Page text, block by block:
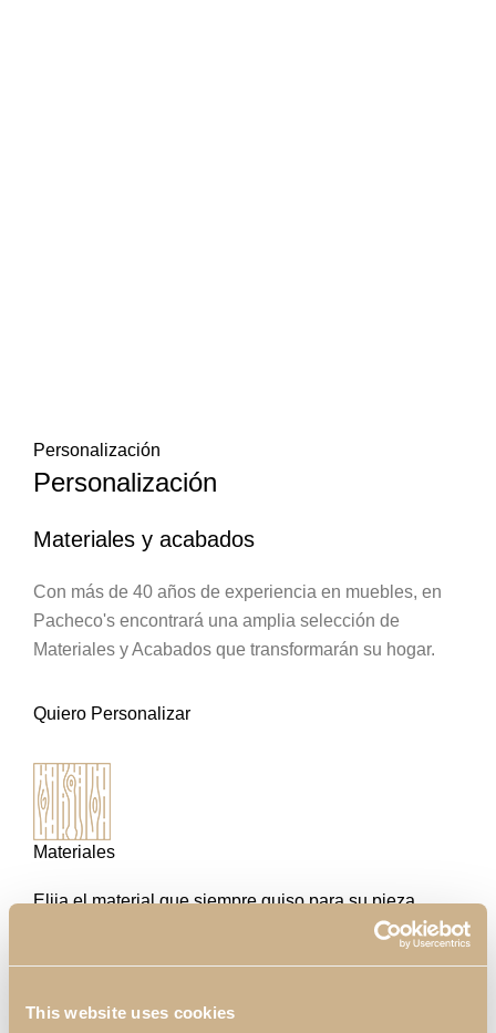
This website uses cookies
Personalización
Personalización
Materiales y acabados
Con más de 40 años de experiencia en muebles, en
Pacheco's encontrará una amplia selección de
Materiales y Acabados que transformarán su hogar.
Quiero Personalizar
Materiales
Elija el material que siempre quiso para su pieza